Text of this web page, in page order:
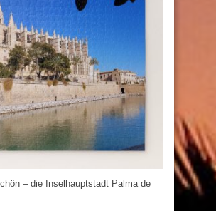
– die Inselhauptstadt Palma de